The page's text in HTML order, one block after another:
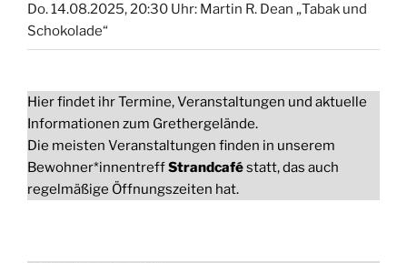
Do. 14.08.2025, 20:30 Uhr: Martin R. Dean „Tabak und
Schokolade“
Hier findet ihr Termine, Veranstaltungen und aktuelle
Informationen zum Grethergelände.
Die meisten Veranstaltungen finden in unserem
Bewohner*innentreffStrandcaféstatt, das auch
regelmäßige Öffnungszeiten hat.